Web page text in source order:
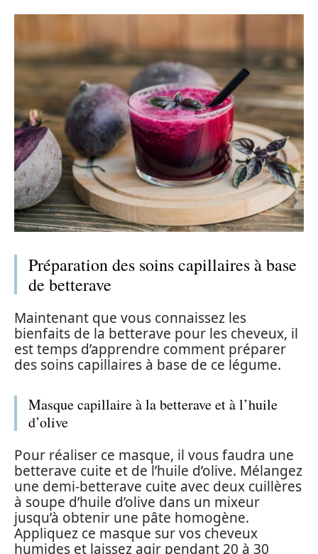
Préparation des soins capillaires à base
de betterave
Maintenant que vous connaissez les
bienfaits de la betterave pour les cheveux, il
est temps d’apprendre comment préparer
des soins capillaires à base de ce légume.
Masque capillaire à la betterave et à l’huile
d’olive
Pour réaliser ce masque, il vous faudra une
betterave cuite et de l’huile d’olive. Mélangez
une demi-betterave cuite avec deux cuillères
à soupe d’huile d’olive dans un mixeur
jusqu’à obtenir une pâte homogène.
Appliquez ce masque sur vos cheveux
humides et laissez agir pendant 20 à 30